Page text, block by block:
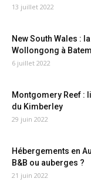
13 juillet 2022
New South Wales :
Wollongong à
6 juillet 2022
Montgomery Reef :
du Kimberley
29 juin 2022
Hébergements en
B&B ou auberges ?
21 juin 2022